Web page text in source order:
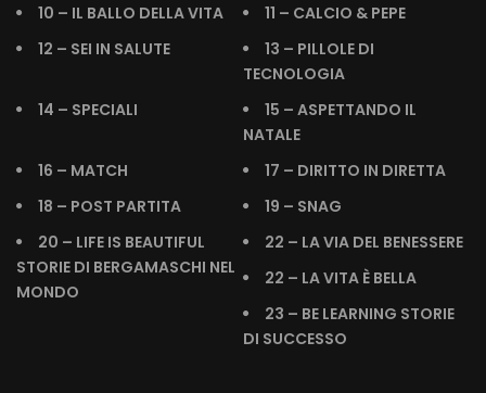
10 – IL BALLO DELLA VITA
11 – CALCIO & PEPE
12 – SEI IN SALUTE
13 – PILLOLE DI
TECNOLOGIA
14 – SPECIALI
15 – ASPETTANDO IL
NATALE
16 – MATCH
17 – DIRITTO IN DIRETTA
18 – POST PARTITA
19 – SNAG
20 – LIFE IS BEAUTIFUL
STORIE DI BERGAMASCHI NEL
MONDO
22 – LA VIA DEL BENESSERE
22 – LA VITA È BELLA
23 – BE LEARNING STORIE
DI SUCCESSO